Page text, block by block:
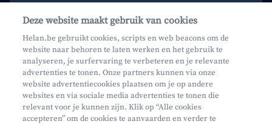
Contacteer ons
Maak een afspraak
Waar vind je ons?
Deze website maakt gebruik van cookies
Helan.be gebruikt cookies, scripts en web beacons om de
website naar behoren te laten werken en het gebruik te
analyseren, je surfervaring te verbeteren en je relevante
advertenties te tonen. Onze partners kunnen via onze
website advertentiecookies plaatsen om je op andere
websites en via sociale media advertenties te tonen die
relevant voor je kunnen zijn. Klik op “Alle cookies
accepteren” om de cookies te aanvaarden en verder te